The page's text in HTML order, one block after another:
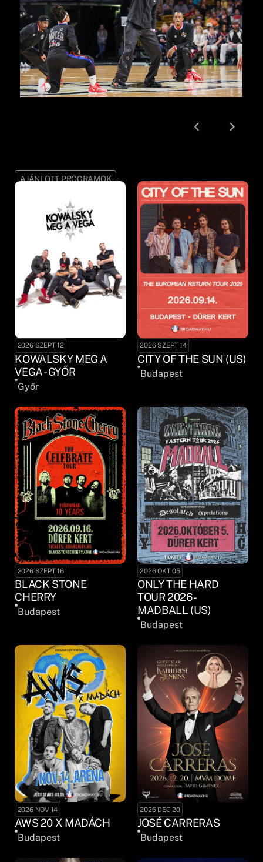
AJÁNLOTT PROGRAMOK
2026 SZEPT 12
KOWALSKY MEG A
VEGA - GYŐR
Győr
2026 SZEPT 14
CITY OF THE SUN (US)
Budapest
2026 SZEPT 16
BLACK STONE
CHERRY
Budapest
2026 OKT 05
ONLY THE HARD
TOUR 2026 -
MADBALL (US)
Budapest
2026 NOV 14
AWS 20 X MADÁCH
Budapest
2026 DEC 20
JOSÉ CARRERAS
Budapest